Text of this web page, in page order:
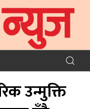
उन्मुक्ति